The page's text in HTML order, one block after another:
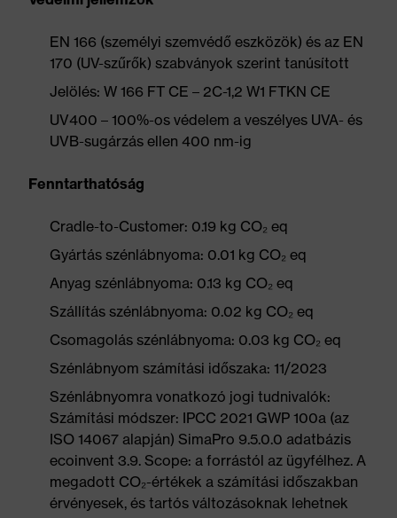
EN 166 (személyi szemvédő eszközök) és az EN
170 (UV-szűrők) szabványok szerint tanúsított
Jelölés: W 166 FT CE – 2C-1,2 W1 FTKN CE
UV400 – 100%-os védelem a veszélyes UVA- és
UVB-sugárzás ellen 400 nm-ig
Fenntarthatóság
Cradle-to-Customer: 0.19 kg CO₂ eq
Gyártás szénlábnyoma: 0.01 kg CO₂ eq
Anyag szénlábnyoma: 0.13 kg CO₂ eq
Szállítás szénlábnyoma: 0.02 kg CO₂ eq
Csomagolás szénlábnyoma: 0.03 kg CO₂ eq
Szénlábnyom számítási időszaka: 11/2023
Szénlábnyomra vonatkozó jogi tudnivalók:
Számítási módszer: IPCC 2021 GWP 100a (az
ISO 14067 alapján) SimaPro 9.5.0.0 adatbázis
ecoinvent 3.9. Scope: a forrástól az ügyfélhez. A
megadott CO₂-értékek a számítási időszakban
érvényesek, és tartós változásoknak lehetnek